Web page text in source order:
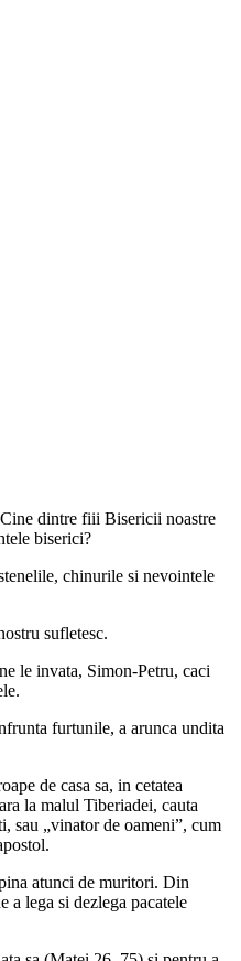
dintre fiii Bisericii noastre
biserici?
chinurile si nevointele
sufletesc.
le invata, Simon-Petru, caci
furtunile, a arunca undita
de casa sa, in cetatea
la malul Tiberiadei, cauta
sau „vinator de oameni”, cum
atunci de muritori. Din
lega si dezlega pacatele